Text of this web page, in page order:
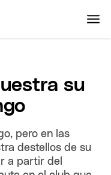
su
pero en las
destellos de su
a partir del